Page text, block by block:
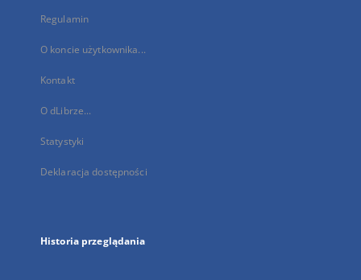
Regulamin
O koncie użytkownika...
Kontakt
O dLibrze...
Statystyki
Deklaracja dostępności
Historia przeglądania